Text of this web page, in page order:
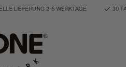
LIEFERUNG 2-5 WERKTAGE 30